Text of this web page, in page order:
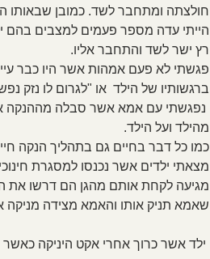
חולצתה ומתחבר לשד. כמובן שבאותו
הייתי עדה מספר פעמים למצבים בהם
רץ ישר לשד והתחבר אליו.
פגשתי לא פעם אמהות אשר היו כבר
ברגשותיו של הילד  או "לגרום לו נזק
נפגשתי עם אמא אשר סבלה מההנקה
מהילד ועל הילד.
כמו כל דבר בחיים גם בתהליך הנקה חייב
מצאתי ילדים אשר נכנסו למסגרת
מגיעה לקחת אותם מהגן הם דרשו את
שאמא תניק אותו והאמא מצידה מניקה
ילד אשר כרוך אחרי אקט היניקה